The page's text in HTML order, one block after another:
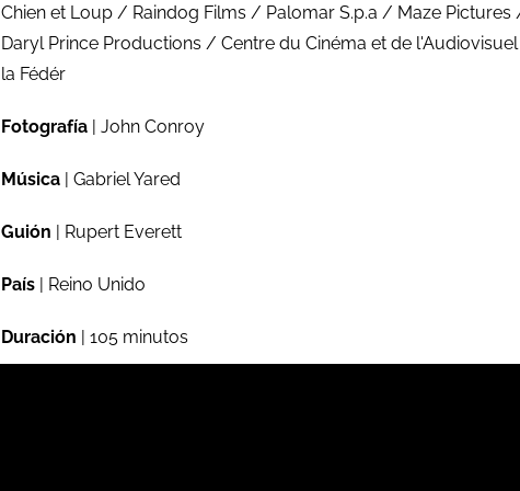
Chien et Loup / Raindog Films / Palomar S.p.a / Maze Pictures
Daryl Prince Productions / Centre du Cinéma et de
la Fédér
Fotografía | John Conroy
Música | Gabriel Yared
Guión | Rupert Everett
País | Reino Unido
Duración | 105 minutos